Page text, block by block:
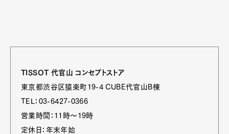
TISSOT 代官山 コンセプトストア
東京都渋谷区猿楽町19-4 CUBE代官山B棟
TEL：03-6427-0366
営業時間：11時〜19時
定休日：年末年始